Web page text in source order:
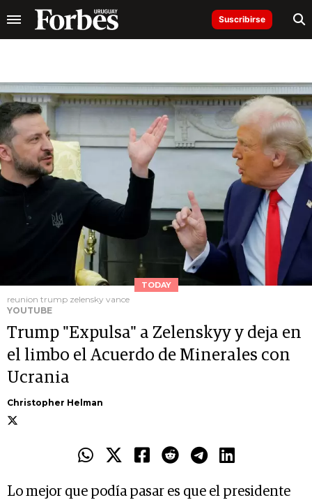
Suscribirse
TODAY
reunion trump zelensky vance
YOUTUBE
Trump "Expulsa" a Zelenskyy y deja en
el limbo el Acuerdo de Minerales con
Ucrania
Christopher Helman
Lo mejor que podía pasar es que el presidente